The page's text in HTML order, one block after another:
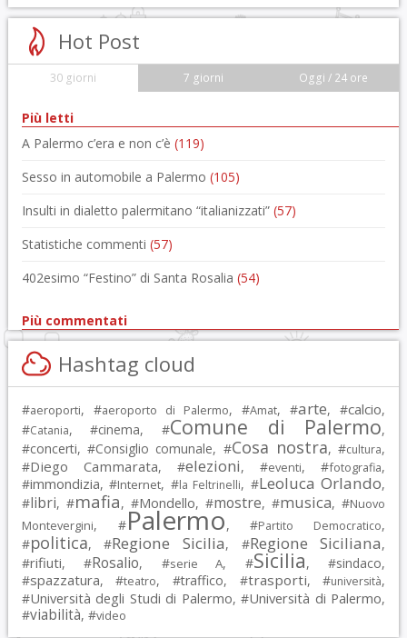
Hot Post
30 giorni 7 giorni Oggi / 24 ore
Più letti
A Palermo c’era e non c’è (119)
Sesso in automobile a Palermo (105)
Insulti in dialetto palermitano “italianizzati” (57)
Statistiche commenti (57)
402esimo “Festino” di Santa Rosalia (54)
Più commentati
Hashtag cloud
#aeroporti, #aeroporto di Palermo, #Amat, #arte, #calcio,
#Catania, #cinema, #Comune di Palermo,
#concerti, #Consiglio comunale, #Cosa nostra, #cultura,
#Diego Cammarata, #elezioni, #eventi, #fotografia,
#immondizia, #Internet, #la Feltrinelli, #Leoluca Orlando,
#libri, #mafia, #Mondello, #mostre, #musica, #Nuovo
Montevergini, #Palermo, #Partito Democratico,
#politica, #Regione Sicilia, #Regione Siciliana,
#rifiuti, #Rosalio, #serie A, #Sicilia, #sindaco,
#spazzatura, #teatro, #traffico, #trasporti, #università,
#Università degli Studi di Palermo, #Università di Palermo,
#viabilità, #video